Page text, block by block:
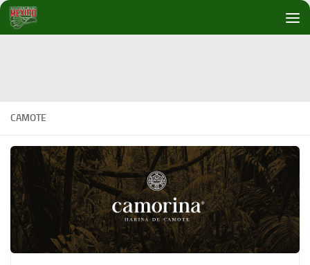
Debajo del contenido
CAMOTE